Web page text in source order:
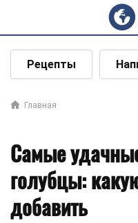
Рецепты
Главная
Самые
голубцы:
добавить